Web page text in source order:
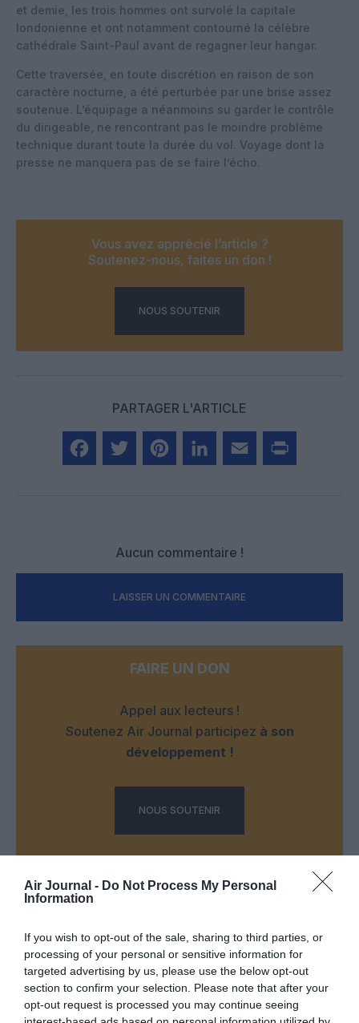
Air Journal - Do Not Process My Personal
Information
If you wish to opt-out of the sale, sharing to third parties, or
processing of your personal or sensitive information for
targeted advertising by us, please use the below opt-out
section to confirm your selection. Please note that after your
opt-out request is processed you may continue seeing
et demie, les trois hommes ont survolé la capitale
londonienne et ont notamment contourné la célèbre
cathédrale Saint-Paul avant de regagner leur hangar.
Cette traversée, en toute discrétion en raison de son
caractère nocturne, a été perturbée par une brise assez
soutenue. L’équipage a néanmoins su garder le contrôle
du dirigeable, ne rencontrant pas le moindre problème
technique durant toute la durée du vol. Voyage dont la
presse ne manquera pas de se faire l’écho.
Vous avez apprécié l’article ?
Soutenez-nous, faites un don !
NOUS SOUTENIR
PARTAGER L'ARTICLE
Aucun commentaire !
LAISSER UN COMMENTAIRE
FAIRE UN DON
Appel aux lecteurs !
Soutenez Air Journal participez à son
développement !
NOUS SOUTENIR
DERNIERS COMMENTAIRES
Aviationa commenté l'article :